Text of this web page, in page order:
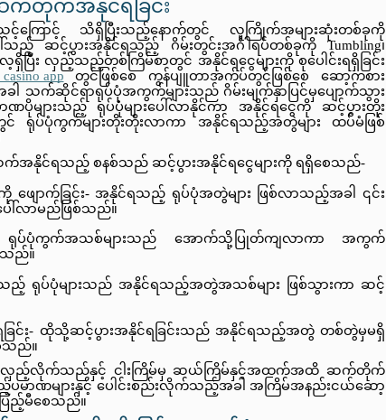
က်တိုက်အနိုင်ရခြင်း
သင့်ကြောင့် သိရှိပြီးသည့်နောက်တွင် လူကြိုက်အများဆုံးတစ်ခုကို
သည့် ဆင့်ပွားအနိုင်ရသည့် ဂိမ်းတွင်းအင်္ဂါရပ်တစ်ခုကို Tumbling၊
လေ့ရှိပြီး လှည့်သည့်တစ်ကြိမ်စာတွင် အနိုင်ရငွေများကို စုပေါင်းရရှိခြင်း
casino app တွင်ဖြစ်စေ ကွန်ပျူတာအက်ပ်တွင်ဖြစ်စေ ဆော့ကစား
ဆိုင်ရာရုပ်ပုံအကွက်များသည် ဂိမ်းမျက်နှာပြင်မှပျောက်သွား
ပိုများသည့် ရုပ်ပုံများပေါ်လာနိုင်ကာ အနိုင်ရငွေကို ဆင့်ပွားတိုး
င် ရုပ်ပုံကွက်များတိုးတိုးလာကာ အနိုင်ရသည့်အတွဲများ ထပ်မံဖြစ်
င်ရသည့် စနစ်သည် ဆင့်ပွားအနိုင်ရငွေများကို ရရှိစေသည်-
ျောက်ခြင်း- အနိုင်ရသည့် ရုပ်ပုံအတွဲများ ဖြစ်လာသည့်အခါ ၎င်း
ါ်လာမည်ဖြစ်သည်။
း- ရုပ်ပုံကွက်အသစ်များသည် အောက်သို့ပြုတ်ကျလာကာ အကွက်
သည်။
ရုပ်ပုံများသည် အနိုင်ရသည့်အတွဲအသစ်များ ဖြစ်သွားကာ ဆင့်
း- ထိုသို့ဆင့်ပွားအနိုင်ရခြင်းသည် အနိုင်ရသည့်အတွဲ တစ်တွဲမှမရှိ
သည်။
ြိမ်လှည့်လိုက်သည်နှင့် ငါးကြိမ်မှ ဆယ်ကြိမ်နှင့်အထက်အထိ ဆက်တိုက်
မာဏများနှင့် ပေါင်းစည်းလိုက်သည့်အခါ အကြိမ်အနည်းငယ်ဆော့
ြည့်မီစေသည်။